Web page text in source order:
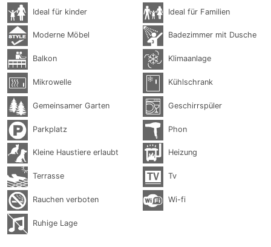
Ideal für kinder Ideal für Familien
Moderne Möbel Badezimmer mit Dusche
Balkon Klimaanlage
Mikrowelle Kühlschrank
Gemeinsamer Garten Geschirrspüler
Parkplatz Phon
Kleine Haustiere erlaubt Heizung
Terrasse Tv
Rauchen verboten Wi-fi
Ruhige Lage